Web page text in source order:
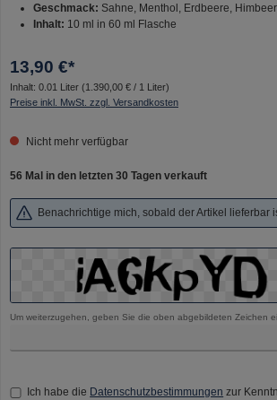
Geschmack: Sahne, Menthol, Erdbeere,
Inhalt: 10 ml in 60 ml Flasche
13,90 €*
Inhalt: 0.01 Liter (1.390,00 € / 1 Liter)
Preise inkl. MwSt. zzgl. Versandkosten
Nicht mehr verfügbar
56 Mal in den letzten 30 Tagen verkauft
Benachrichtige mich, sobald der Artikel lieferbar
Um weiterzugehen, geben Sie die oben abgebildeten Zeichen
Ich habe die Datenschutzbestimmungen zur